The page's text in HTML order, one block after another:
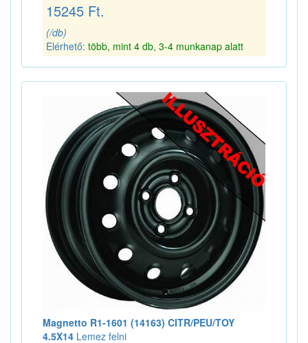
15245 Ft.
(/db)
Elérhető: több, mint 4 db, 3-4 munkanap alatt
Magnetto R1-1601 (14163) CITR/PEU/TOY
4.5X14 Lemez felni